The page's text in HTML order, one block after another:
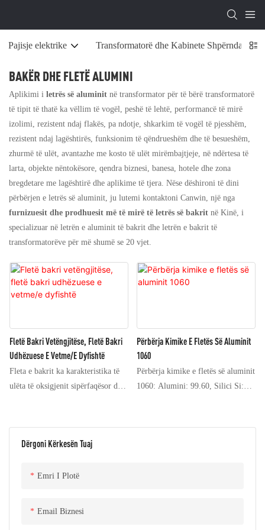
Pajisje elektrike Transformatorë dhe Kabinete Shpërndarëse
BAKËR DHE FLETË ALUMINI
Aplikimi i letrës së aluminit në transformator për të bërë transformatorë
të tipit të thatë ka vëllim të vogël, peshë të lehtë, performancë të mirë
izolimi, rezistent ndaj flakës, pa ndotje, shkarkim të vogël të pjesshëm,
rezistent ndaj lagështirës, ​​funksionim të qëndrueshëm dhe të besueshëm,
zhurmë të ulët, avantazhe me kosto të ulët mirëmbajtjeje, në ndërtesa të
larta, objekte nëntokësore, qendra biznesi, banesa, hotele dhe zona
bregdetare me lagështirë dhe aplikime të tjera. Nëse dëshironi të dini
përbërjen e letrës së aluminit, ju lutemi kontaktoni Canwin, një nga
furnizuesit dhe prodhuesit më të mirë të letrës së bakrit në Kinë, i
specializuar në letrën e aluminit të bakrit dhe letrën e bakrit të
transformatorëve për më shumë se 20 vjet.
Dërgoni Kërkesën Tuaj
Emri I Plotë
Email Biznesi
Fletë Bakri Vetëngjitëse, Fletë Bakri
Udhëzuese E Vetme/e Dyfishtë
Fleta e bakrit ka karakteristika të
ulëta të oksigjenit sipërfaqësor dhe
ndryshme, të tilla si metali,
materialet izoluese, etj., me një
Kryesisht e përdorur në mbrojtje
Përbërja Kimike E Fletës Së Aluminit
1060
Përbërja kimike e fletës së aluminit
1060: Alumini: 99.60, Silici Si:
0.03, Titanium Ti: 0.03, Vanadium